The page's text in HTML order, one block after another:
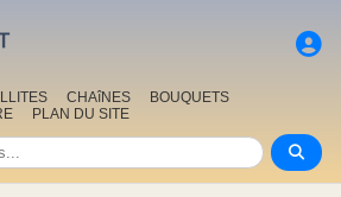
CHAîNES
BOUQUETS
PLAN DU SITE